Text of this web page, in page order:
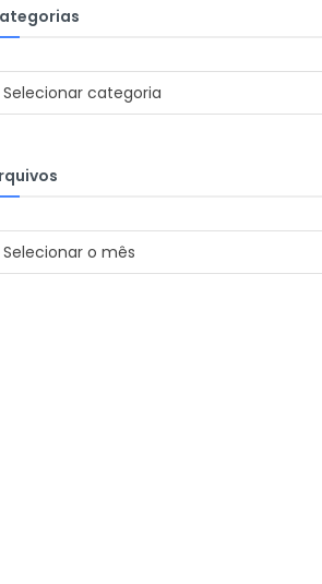
Selecionar categoria
Selecionar o mês